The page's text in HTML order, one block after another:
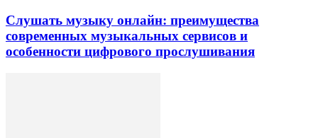
Слушать музыку онлайн: преимущества
современных музыкальных сервисов и
особенности цифрового прослушивания